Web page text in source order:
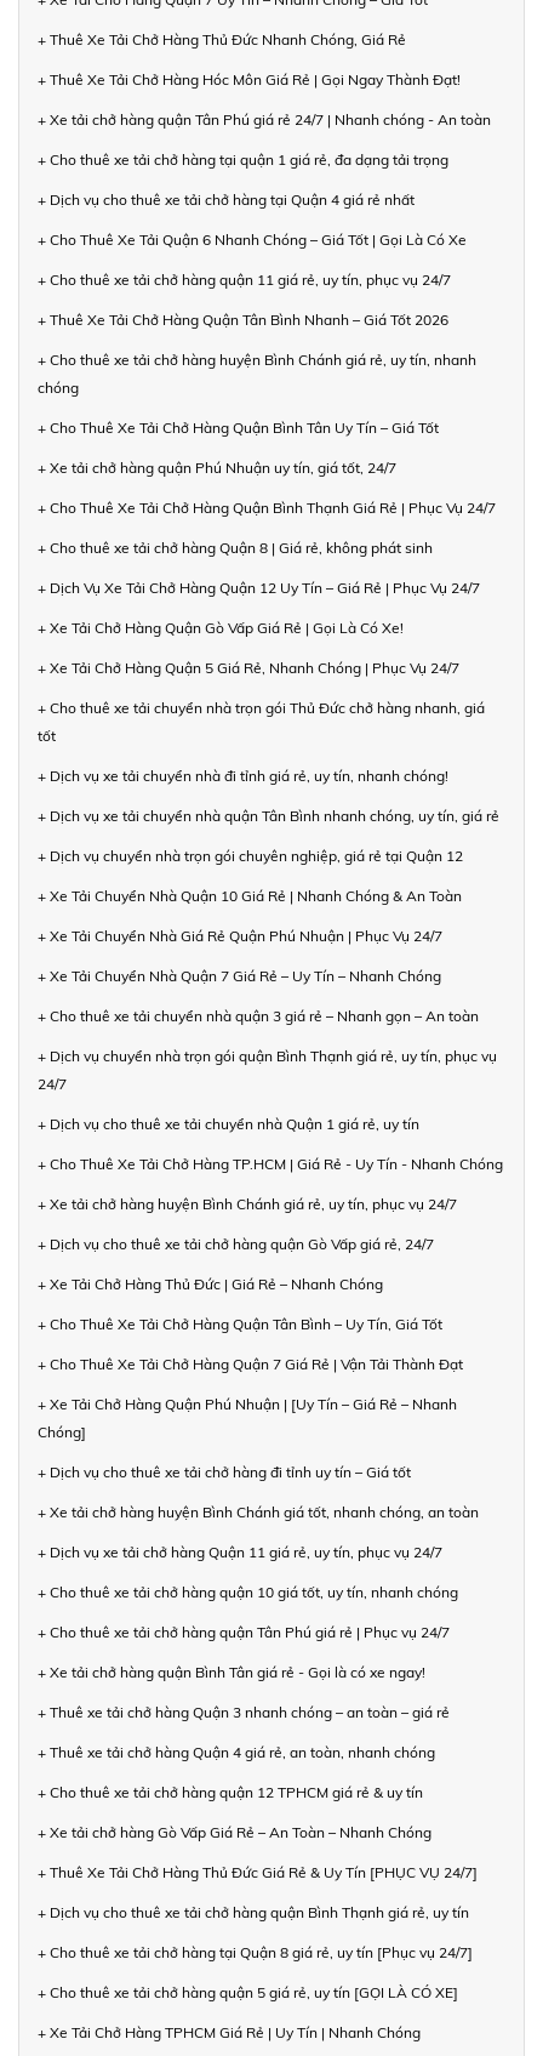
+ Thuê Xe Tải Chở Hàng Thủ Đức Nhanh Chóng, Giá Rẻ
+ Thuê Xe Tải Chở Hàng Hóc Môn Giá Rẻ | Gọi Ngay Thành Đạt!
+ Xe tải chở hàng quận Tân Phú giá rẻ 24/7 | Nhanh chóng - An toàn
+ Cho thuê xe tải chở hàng tại quận 1 giá rẻ, đa dạng tải trọng
+ Dịch vụ cho thuê xe tải chở hàng tại Quận 4 giá rẻ nhất
+ Cho Thuê Xe Tải Quận 6 Nhanh Chóng – Giá Tốt | Gọi Là Có Xe
+ Cho thuê xe tải chở hàng quận 11 giá rẻ, uy tín, phục vụ 24/7
+ Thuê Xe Tải Chở Hàng Quận Tân Bình Nhanh – Giá Tốt 2026
+ Cho thuê xe tải chở hàng huyện Bình Chánh giá rẻ, uy tín, nhanh
chóng
+ Cho Thuê Xe Tải Chở Hàng Quận Bình Tân Uy Tín – Giá Tốt
+ Xe tải chở hàng quận Phú Nhuận uy tín, giá tốt, 24/7
+ Cho Thuê Xe Tải Chở Hàng Quận Bình Thạnh Giá Rẻ | Phục Vụ 24/7
+ Cho thuê xe tải chở hàng Quận 8 | Giá rẻ, không phát sinh
+ Dịch Vụ Xe Tải Chở Hàng Quận 12 Uy Tín – Giá Rẻ | Phục Vụ 24/7
+ Xe Tải Chở Hàng Quận Gò Vấp Giá Rẻ | Gọi Là Có Xe!
+ Xe Tải Chở Hàng Quận 5 Giá Rẻ, Nhanh Chóng | Phục Vụ 24/7
+ Cho thuê xe tải chuyển nhà trọn gói Thủ Đức chở hàng nhanh, giá
tốt
+ Dịch vụ xe tải chuyển nhà đi tỉnh giá rẻ, uy tín, nhanh chóng!
+ Dịch vụ xe tải chuyển nhà quận Tân Bình nhanh chóng, uy tín, giá rẻ
+ Dịch vụ chuyển nhà trọn gói chuyên nghiệp, giá rẻ tại Quận 12
+ Xe Tải Chuyển Nhà Quận 10 Giá Rẻ | Nhanh Chóng & An Toàn
+ Xe Tải Chuyển Nhà Giá Rẻ Quận Phú Nhuận | Phục Vụ 24/7
+ Xe Tải Chuyển Nhà Quận 7 Giá Rẻ – Uy Tín – Nhanh Chóng
+ Cho thuê xe tải chuyển nhà quận 3 giá rẻ – Nhanh gọn – An toàn
+ Dịch vụ chuyển nhà trọn gói quận Bình Thạnh giá rẻ, uy tín, phục vụ
24/7
+ Dịch vụ cho thuê xe tải chuyển nhà Quận 1 giá rẻ, uy tín
+ Cho Thuê Xe Tải Chở Hàng TP.HCM | Giá Rẻ - Uy Tín - Nhanh Chóng
+ Xe tải chở hàng huyện Bình Chánh giá rẻ, uy tín, phục vụ 24/7
+ Dịch vụ cho thuê xe tải chở hàng quận Gò Vấp giá rẻ, 24/7
+ Xe Tải Chở Hàng Thủ Đức | Giá Rẻ – Nhanh Chóng
+ Cho Thuê Xe Tải Chở Hàng Quận Tân Bình – Uy Tín, Giá Tốt
+ Cho Thuê Xe Tải Chở Hàng Quận 7 Giá Rẻ | Vận Tải Thành Đạt
+ Xe Tải Chở Hàng Quận Phú Nhuận | [Uy Tín – Giá Rẻ – Nhanh
Chóng]
+ Dịch vụ cho thuê xe tải chở hàng đi tỉnh uy tín – Giá tốt
+ Xe tải chở hàng huyện Bình Chánh giá tốt, nhanh chóng, an toàn
+ Dịch vụ xe tải chở hàng Quận 11 giá rẻ, uy tín, phục vụ 24/7
+ Cho thuê xe tải chở hàng quận 10 giá tốt, uy tín, nhanh chóng
+ Cho thuê xe tải chở hàng quận Tân Phú giá rẻ | Phục vụ 24/7
+ Xe tải chở hàng quận Bình Tân giá rẻ - Gọi là có xe ngay!
+ Thuê xe tải chở hàng Quận 3 nhanh chóng – an toàn – giá rẻ
+ Thuê xe tải chở hàng Quận 4 giá rẻ, an toàn, nhanh chóng
+ Cho thuê xe tải chở hàng quận 12 TPHCM giá rẻ & uy tín
+ Xe tải chở hàng Gò Vấp Giá Rẻ – An Toàn – Nhanh Chóng
+ Thuê Xe Tải Chở Hàng Thủ Đức Giá Rẻ & Uy Tín [PHỤC VỤ 24/7]
+ Dịch vụ cho thuê xe tải chở hàng quận Bình Thạnh giá rẻ, uy tín
+ Cho thuê xe tải chở hàng tại Quận 8 giá rẻ, uy tín [Phục vụ 24/7]
+ Cho thuê xe tải chở hàng quận 5 giá rẻ, uy tín [GỌI LÀ CÓ XE]
+ Xe Tải Chở Hàng TPHCM Giá Rẻ | Uy Tín | Nhanh Chóng